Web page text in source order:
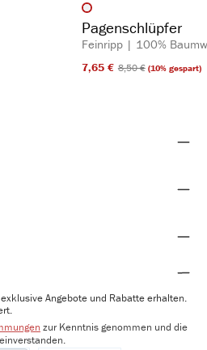
Artikelfarbe
Pagenschlüpfer
Feinripp | 100%
7,65 €​ 8,50 €​(10% gespart)
Angebote und Rabatte erhalten.
zur Kenntnis genommen und die